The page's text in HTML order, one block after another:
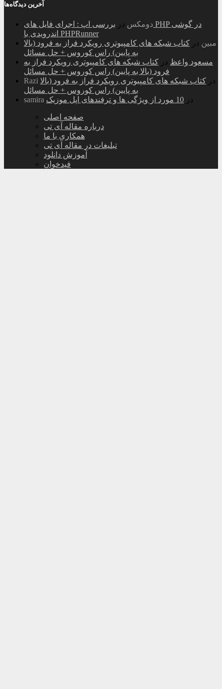
آخرین دیدگاه‌ها
دومکس در بررسی اپ : اجرای فایل های PHP در گوشی
اندرویدی با PHPRunner
مبین در کتاب شبکه های کامپیوتری رویکرد فراز به فرود (بالا
به پایین) راس کوروس + حل مسائل
مسعود واعظ در کتاب شبکه های کامپیوتری رویکرد فراز به
فرود (بالا به پایین) راس کوروس + حل مسائل
Razi
در کتاب شبکه های کامپیوتری رویکرد فراز به فرود (بالا
به پایین) راس کوروس + حل مسائل
samira
در 10 مورد از ویژگی ها و ترفندهای اپل موزیک
صفحه اصلی
درباره مقاله آی تی
همکاری با ما
تبلیغات در مقاله آی تی
آموزش دانلود
فیدخوان